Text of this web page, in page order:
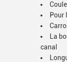
Pour
La
canal